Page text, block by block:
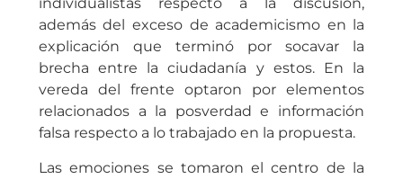
además del exceso de academicismo en la
explicación que terminó por socavar la
brecha entre la ciudadanía y estos. En la
vereda del frente optaron por elementos
relacionados a la posverdad e información
falsa respecto a lo trabajado en la propuesta.
Las emociones se tomaron el centro de la